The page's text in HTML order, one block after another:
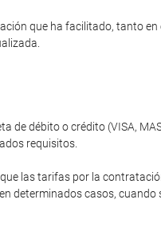
que ha facilitado, tanto
de débito o crédito (VISA,
requisitos.
las tarifas por la
determinados casos,